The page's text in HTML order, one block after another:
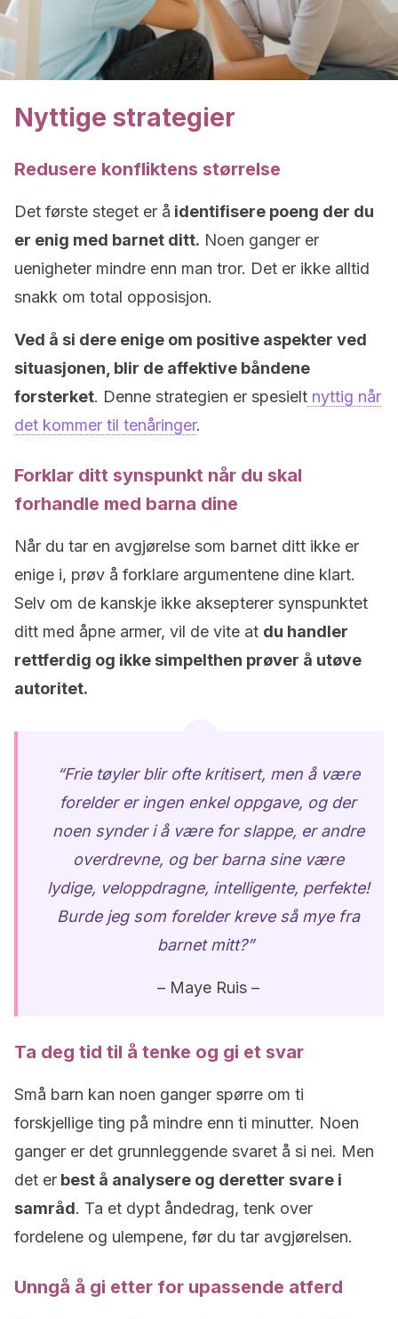
Nyttige strategier
Redusere konfliktens størrelse
Det første steget er å identifisere poeng der du
er enig med barnet ditt. Noen ganger er
uenigheter mindre enn man tror. Det er ikke alltid
snakk om total opposisjon.
Ved å si dere enige om positive aspekter ved
situasjonen, blir de affektive båndene
forsterket. Denne strategien er spesielt nyttig når
det kommer til tenåringer.
Forklar ditt synspunkt når du skal
forhandle med barna dine
Når du tar en avgjørelse som barnet ditt ikke er
enige i, prøv å forklare argumentene dine klart.
Selv om de kanskje ikke aksepterer synspunktet
ditt med åpne armer, vil de vite at du handler
rettferdig og ikke simpelthen prøver å utøve
autoritet.
“Frie tøyler blir ofte kritisert, men å være
forelder er ingen enkel oppgave, og der
noen synder i å være for slappe, er andre
overdrevne, og ber barna sine være
lydige, veloppdragne, intelligente, perfekte!
Burde jeg som forelder kreve så mye fra
barnet mitt?”
– Maye Ruis –
Ta deg tid til å tenke og gi et svar
Små barn kan noen ganger spørre om ti
forskjellige ting på mindre enn ti minutter. Noen
ganger er det grunnleggende svaret å si nei. Men
det er best å analysere og deretter svare i
samråd. Ta et dypt åndedrag, tenk over
fordelene og ulempene, før du tar avgjørelsen.
Unngå å gi etter for upassende atferd